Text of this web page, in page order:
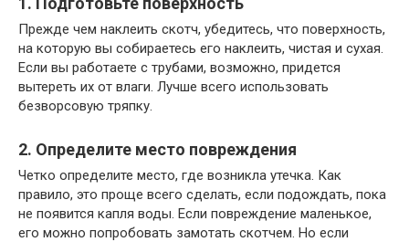
Прежде чем наклеить скотч, убедитесь, что поверхность,
на которую вы собираетесь его наклеить, чистая и сухая.
Если вы работаете с трубами, возможно, придется
вытереть их от влаги. Лучше всего использовать
безворсовую тряпку.
2. Определите место повреждения
Четко определите место, где возникла утечка. Как
правило, это проще всего сделать, если подождать, пока
не появится капля воды. Если повреждение маленькое,
его можно попробовать замотать скотчем. Но если